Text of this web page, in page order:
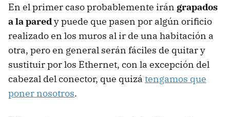
En el primer caso probablemente irán grapados
a la paredy puede que pasen por algún orificio
realizado en los muros al ir de una habitación a
otra, pero en general serán fáciles de quitar y
sustituir por los Ethernet, con la excepción del
cabezal del conector, que quizá tengamos que
poner nosotros.